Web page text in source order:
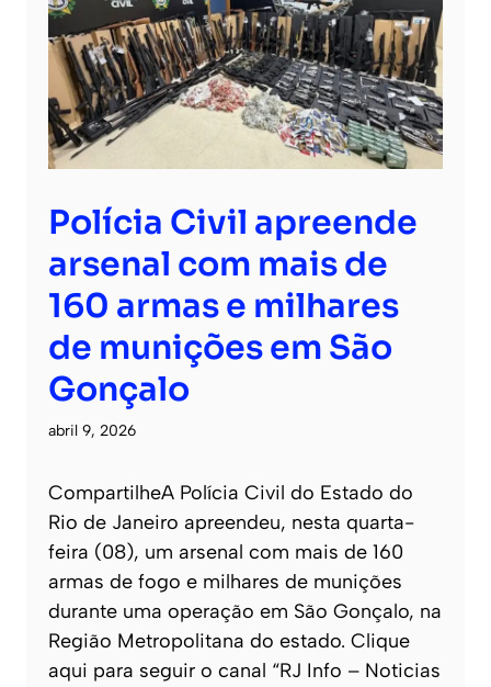
Polícia Civil apreende
arsenal com mais de
160 armas e milhares
de munições em São
Gonçalo
abril 9, 2026
CompartilheA Polícia Civil do Estado do
Rio de Janeiro apreendeu, nesta quarta-
feira (08), um arsenal com mais de 160
armas de fogo e milhares de munições
durante uma operação em São Gonçalo, na
Região Metropolitana do estado. Clique
aqui para seguir o canal “RJ Info – Noticias